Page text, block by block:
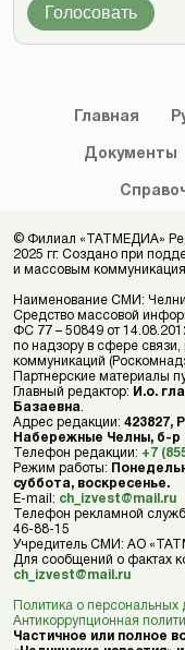
Голосовать
Главная
Документы
© Филиал «ТАТМЕДИА»
2025 гг. Создано при
и массовым
Наименование СМИ:
Средство массовой
ФС 77 – 50849 от
по надзору в сфере
коммуникаций
Партнерские материалы
Главный редактор: И.о.
Базаевна
Адрес редакции: 423827,
Набережные Челны, б-р
Телефон редакции: +7
Режим работы:
суббота, воскресенье.
E-mail: ch_izvest@mail.ru
Телефон рекламной
46-88-15
Учредитель СМИ: АО
Для сообщений о фактах
ch_izvest@mail.ru
Политика о персональных
Антикоррупционная
Частичное или полное